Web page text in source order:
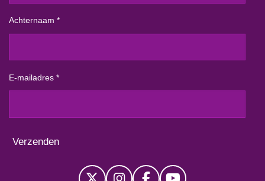
Achternaam *
E-mailadres *
Verzenden